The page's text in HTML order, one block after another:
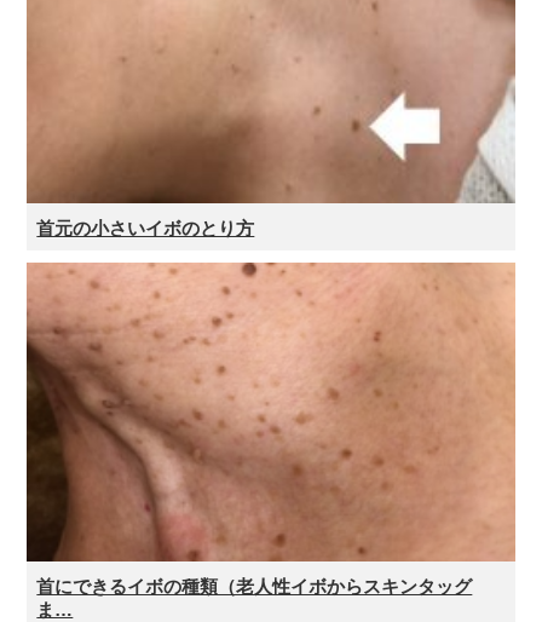
首元の小さいイボのとり方
首にできるイボの種類（老人性イボからスキンタッグ
ま…